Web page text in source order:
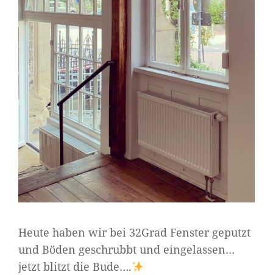
Heute haben wir bei 32Grad Fenster geputzt
und Böden geschrubbt und eingelassen…
jetzt blitzt die Bude….